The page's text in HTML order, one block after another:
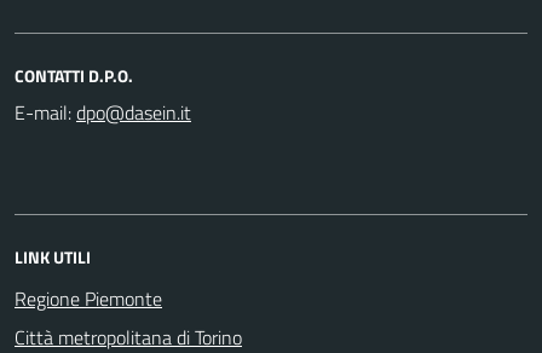
CONTATTI D.P.O.
E-mail:
LINK UTILI
Regione Piemonte
Città metropolitana di Torino